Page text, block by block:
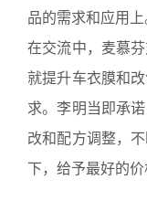
品的需求和应用上
在交流中，麦慕
就提升车衣膜和
求。李明当即承
改和配方调整，
下，给予最好的价